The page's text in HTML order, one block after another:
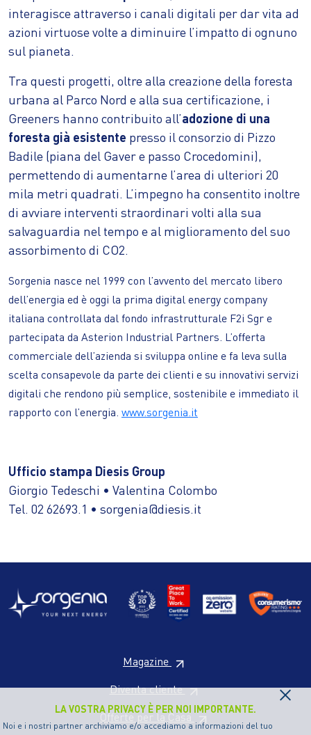
LA VOSTRA PRIVACY È PER NOI IMPORTANTE.
Noi e i nostri partner archiviamo e/o accediamo a informazioni del tuo
×
interagisce attraverso i canali digitali per dar vita ad
azioni virtuose volte a diminuire l’impatto di ognuno
sul pianeta.
Tra questi progetti, oltre alla creazione della foresta
urbana al Parco Nord e alla sua certificazione, i
Greeners hanno contribuito all’adozione di una
foresta già esistente presso il consorzio di Pizzo
Badile (piana del Gaver e passo Crocedomini),
permettendo di aumentarne l’area di ulteriori 20
mila metri quadrati. L’impegno ha consentito inoltre
di avviare interventi straordinari volti alla sua
salvaguardia nel tempo e al miglioramento del suo
assorbimento di CO2.
Sorgenia nasce nel 1999 con l’avvento del mercato libero
dell’energia ed è oggi la prima digital energy company
italiana controllata dal fondo infrastrutturale F2i Sgr e
partecipata da Asterion Industrial Partners. L’offerta
commerciale dell’azienda si sviluppa online e fa leva sulla
scelta consapevole da parte dei clienti e su innovativi servizi
digitali che rendono più semplice, sostenibile e immediato il
rapporto con l’energia. www.sorgenia.it
Ufficio stampa Diesis Group
Giorgio Tedeschi • Valentina Colombo
Tel. 02 62693.1 • sorgenia@diesis.it
Magazine
Diventa cliente
Offerte per la Casa